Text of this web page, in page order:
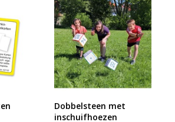
Dobbelsteen met
inschuifhoezen